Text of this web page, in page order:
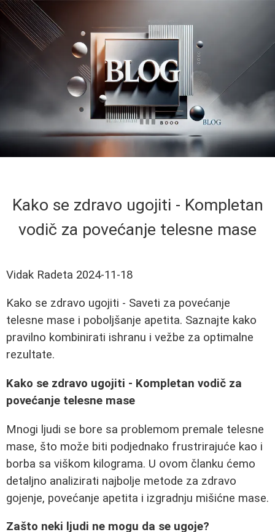
Kako se zdravo ugojiti - Kompletan
vodič za povećanje telesne mase
Vidak Radeta 2024-11-18
Kako se zdravo ugojiti - Saveti za povećanje
telesne mase i poboljšanje apetita. Saznajte kako
pravilno kombinirati ishranu i vežbe za optimalne
rezultate.
Kako se zdravo ugojiti - Kompletan vodič za
povećanje telesne mase
Mnogi ljudi se bore sa problemom premale telesne
mase, što može biti podjednako frustrirajuće kao i
borba sa viškom kilograma. U ovom članku ćemo
detaljno analizirati najbolje metode za zdravo
gojenje, povećanje apetita i izgradnju mišićne mase.
Zašto neki ljudi ne mogu da se ugoje?